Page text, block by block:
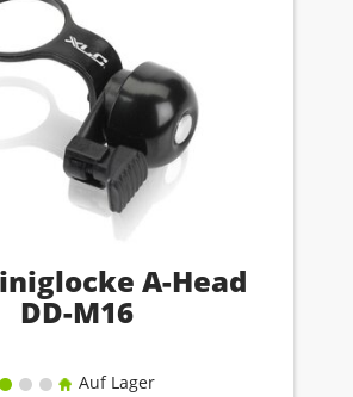
A-Head
DD-M16
Auf Lager